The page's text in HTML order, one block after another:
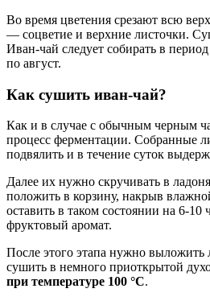
Во время цветения срезают всю
— соцветие и верхние листочки.
Иван-чай следует собирать в
по август.
Как сушить иван-чай?
Как и в случае с обычным черным
процесс ферментации. Собранные
подвялить и в течение суток
Далее их нужно скручивать в
положить в корзину, накрыв
оставить в таком состоянии на 6-10
фруктовый аромат.
После этого этапа нужно выложить
сушить в немного приоткрытой
при температуре 100 °С.